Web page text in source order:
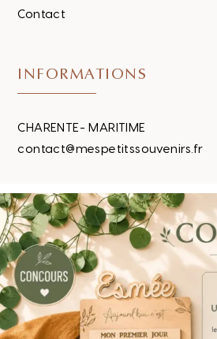
Contact
INFORMATIONS
CHARENTE- MARITIME
contact@mespetitssouvenirs.fr